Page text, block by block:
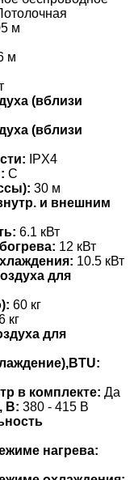
м
м
(вблизи
(вблизи
IPX4
C
30 м
и внешним
6.1 кВт
12 кВт
10.5 кВт
для
60 кг
кг
для
в комплекте: Да
В: 380 - 415 В
нагрева: